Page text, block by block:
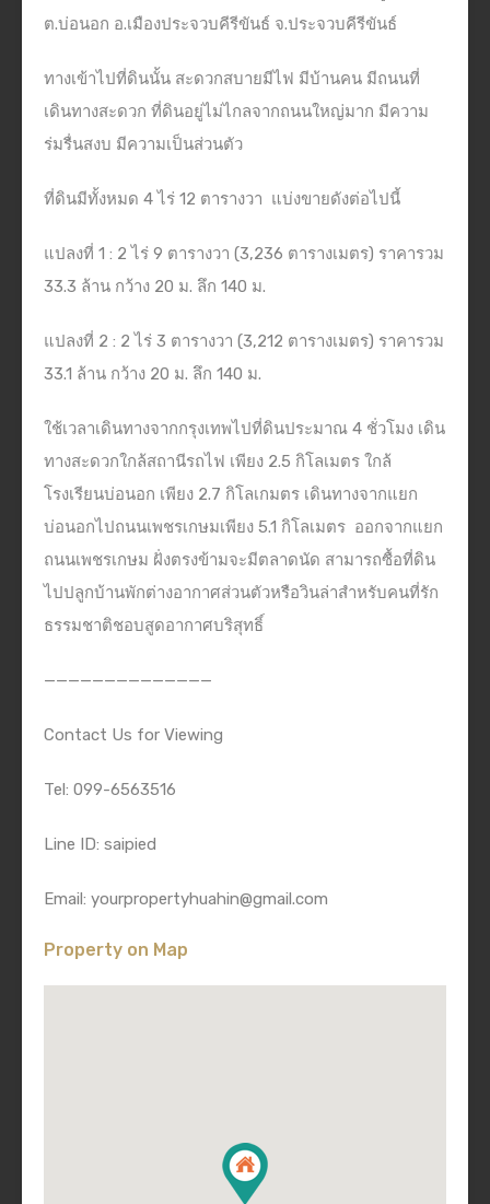
ต.บ่อนอก อ.เมืองประจวบคีรีขันธ์ จ.ประจวบคีรีขันธ์
ทางเข้าไปที่ดินนั้น สะดวกสบายมีไฟ มีบ้านคน มีถนนที่
เดินทางสะดวก ที่ดินอยู่ไม่ไกลจากถนนใหญ่มาก มีความ
ร่มรื่นสงบ มีความเป็นส่วนตัว
ที่ดินมีทั้งหมด 4 ไร่ 12 ตารางวา แบ่งขายดังต่อไปนี้
แปลงที่ 1 : 2 ไร่ 9 ตารางวา (3,236 ตารางเมตร) ราคารวม
33.3 ล้าน กว้าง 20 ม. ลึก 140 ม.
แปลงที่ 2 : 2 ไร่ 3 ตารางวา (3,212 ตารางเมตร) ราคารวม
33.1 ล้าน กว้าง 20 ม. ลึก 140 ม.
ใช้เวลาเดินทางจากกรุงเทพไปที่ดินประมาณ 4 ชั่วโมง เดิน
ทางสะดวกใกล้สถานีรถไฟ เพียง 2.5 กิโลเมตร ใกล้
โรงเรียนบ่อนอก เพียง 2.7 กิโลเกมตร เดินทางจากแยก
บ่อนอกไปถนนเพชรเกษมเพียง 5.1 กิโลเมตร ออกจากแยก
ถนนเพชรเกษม ฝั่งตรงข้ามจะมีตลาดนัด สามารถซื้อที่ดิน
ไปปลูกบ้านพักต่างอากาศส่วนตัวหรือวินล่าสำหรับคนที่รัก
ธรรมชาติชอบสูดอากาศบริสุทธิ์
——————————————
Contact Us for Viewing
Tel: 099-6563516
Line ID: saipied
Email: yourpropertyhuahin@gmail.com
Property on Map